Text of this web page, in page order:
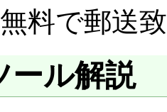
料で郵送
ール解説